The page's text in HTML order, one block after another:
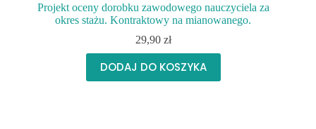
Projekt oceny dorobku zawodowego nauczyciela za
okres stażu. Kontraktowy na mianowanego.
29,90 zł
DODAJ DO KOSZYKA